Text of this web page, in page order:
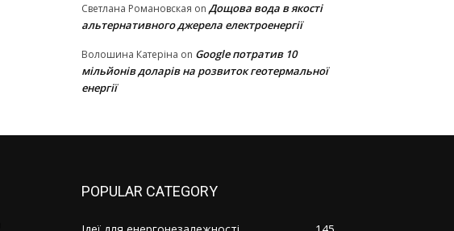
Светлана Романовская on Дощова вода в якості
альтернативного джерела електроенергії
Волошина Катеріна on Google потратив 10
мільйонів доларів на розвиток геотермальної
енергії
POPULAR CATEGORY